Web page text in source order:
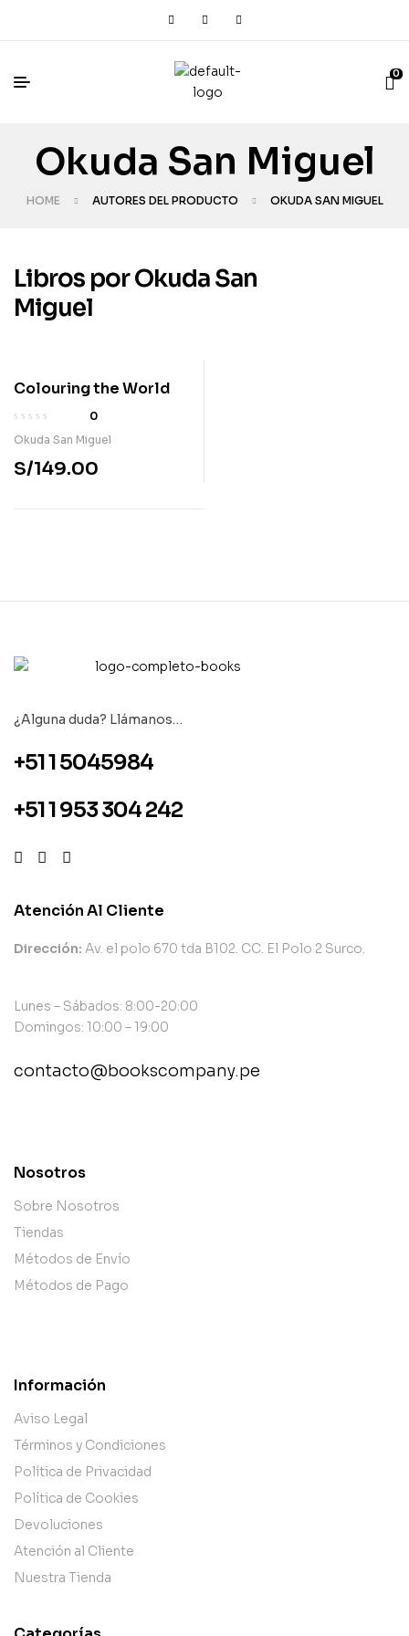
0
Okuda San Miguel
HOME AUTORES DEL PRODUCTO OKUDA SAN MIGUEL
Libros por Okuda San
Miguel
Colouring the World
0
Okuda San Miguel
S/149.00
¿Alguna duda? Llámanos…
+51 1 5045984
+51 1 953 304 242
Atención Al Cliente
Dirección: Av. el polo 670 tda B102. CC. El Polo 2 Surco.
Lunes – Sábados: 8:00-20:00
Domingos: 10:00 – 19:00
contacto@bookscompany.pe
Nosotros
Sobre Nosotros
Tiendas
Métodos de Envío
Métodos de Pago
Información
Aviso Legal
Términos y Condiciones
Política de Privacidad
Política de Cookies
Devoluciones
Atención al Cliente
Nuestra Tienda